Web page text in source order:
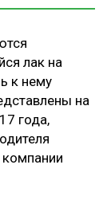
лак на
к нему
на
года,